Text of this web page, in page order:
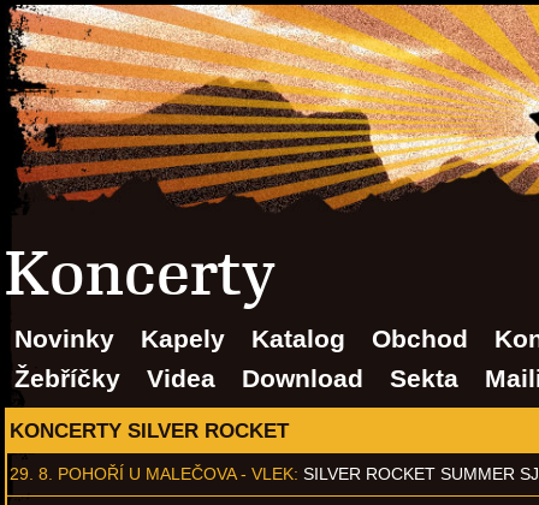
Koncerty
Novinky Kapely Katalog Obchod
Žebříčky
Videa Download Sekta
KONCERTY SILVER ROCKET
29. 8. POHOŘÍ U MALEČOVA - VLEK: SILVER ROCKET SUMMER